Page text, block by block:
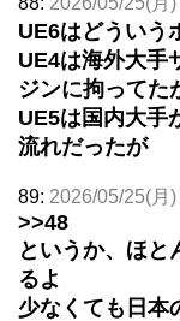
UE6はどういう
UE4は海外大手
ジンに拘ってた
UE5は国内大手
流れだったが
89: 2026/05/25(月
>>48
というか、ほと
るよ
少なくても日本